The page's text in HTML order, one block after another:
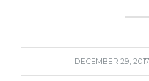
DECEMBER 29, 2017
/